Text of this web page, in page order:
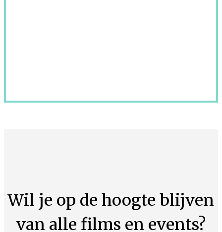
Wil je op de hoogte blijven
van alle films en events?